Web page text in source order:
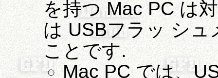
を持つ Mac PC は
は USBフラッ シュ
ことです.
Mac PC では、